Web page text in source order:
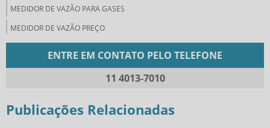
MEDIDOR DE VAZÃO PARA GASES
MEDIDOR DE VAZÃO PREÇO
MEDIDORES DE VAZÃO INDUSTRIAL
ORIFICIO DE RESTRIÇÃO COMPRAR
ENTRE EM CONTATO PELO TELEFONE
11 4013-7010
Publicações Relacionadas